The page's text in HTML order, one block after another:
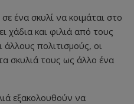
ένα σκυλί να κοιμάται στο
χάδια και φιλιά από τους
πολιτισμούς, οι
σκυλιά τους ως άλλο ένα
εξακολουθούν να